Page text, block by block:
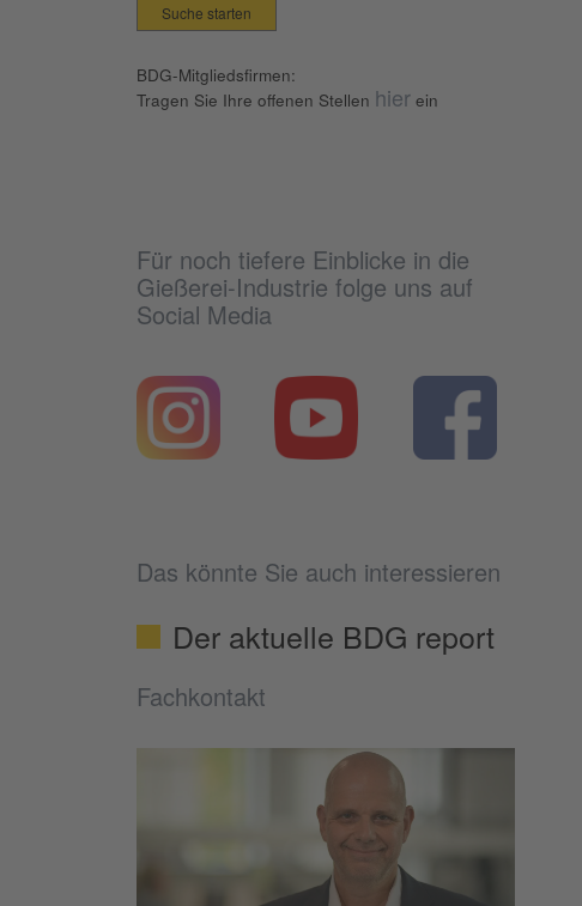
Suche starten
BDG-Mitgliedsfirmen:
Tragen Sie Ihre offenen Stellen hier ein
Für noch tiefere Einblicke in die
Gießerei-Industrie folge uns auf
Social Media
Das könnte Sie auch interessieren
Der aktuelle BDG report
Fachkontakt